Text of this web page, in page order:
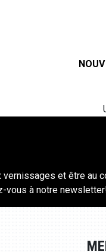
et être au
vous à notre